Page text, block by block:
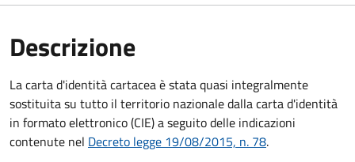
Descrizione
La carta d'identità cartacea è stata quasi integralmente
sostituita su tutto il territorio nazionale dalla carta d'identità
in formato elettronico (CIE) a seguito delle indicazioni
contenute nel Decreto legge 19/08/2015, n. 78.